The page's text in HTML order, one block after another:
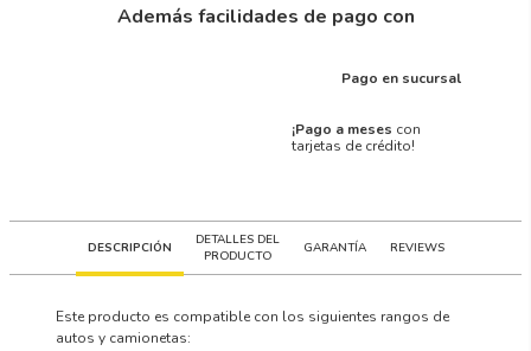
Además facilidades de pago con
Pago en sucursal
¡Pago a meses con
tarjetas de crédito!
DESCRIPCIÓN
DETALLES DEL
PRODUCTO
GARANTÍA REVIEWS
Este producto es compatible con los siguientes rangos de
autos y camionetas: